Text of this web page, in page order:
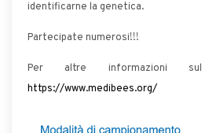
identificarne la genetica.
Partecipate numerosi!!!
Per altre informazioni
https://www.medibees.org/